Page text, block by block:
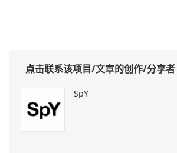
点击联系该项目/文章的创作/分享者
SpY